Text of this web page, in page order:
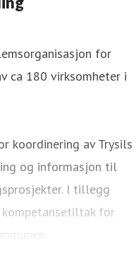
for
ca 180 virksomheter i
koordinering av Trysils
og informasjon til
I tillegg
for